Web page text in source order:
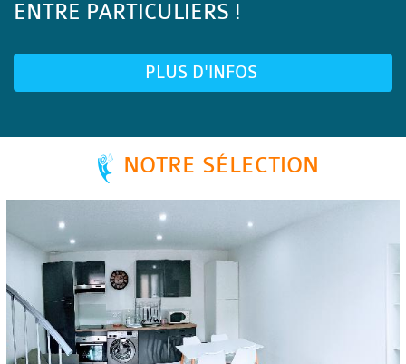
ENTRE PARTICULIERS !
PLUS D'INFOS
NOTRE SÉLECTION